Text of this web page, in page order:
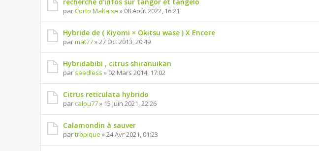
parCorto Maltaise » 08 Août 2022, 16:21
Hybride de ( Kiyomi × Okitsu wase ) X Encore
parmat77» 27 Oct 2013, 20:49
Hybridabibi , citrus shiranuikan
par seedless » 02 Mars 2014, 17:02
Citrus reticulata hybrido
parcalou77» 15 Juin 2021, 22:26
Calamondin à sauver
partropique » 24 Avr 2021, 01:23